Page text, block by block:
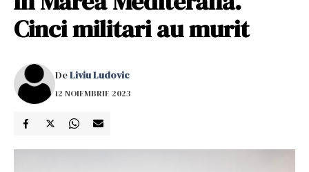
Cinci militari au murit
DeLiviu Ludovic
12 NOIEMBRIE 2023